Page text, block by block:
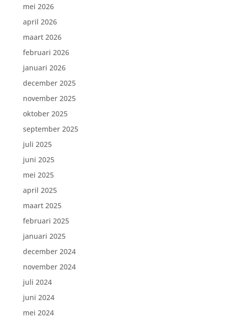
mei 2026
april 2026
maart 2026
februari 2026
januari 2026
december 2025
november 2025
oktober 2025
september 2025
juli 2025
juni 2025
mei 2025
april 2025
maart 2025
februari 2025
januari 2025
december 2024
november 2024
juli 2024
juni 2024
mei 2024